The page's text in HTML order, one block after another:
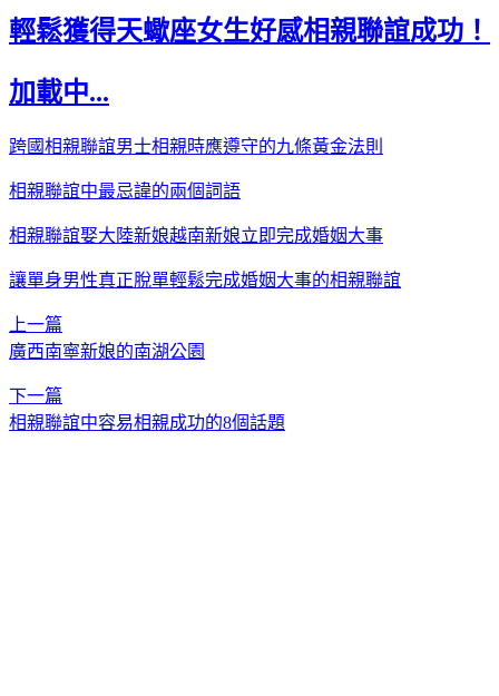
輕鬆獲得天蠍座女生好感相親聯誼成功！
加載中...
跨國相親聯誼男士相親時應遵守的九條黃金法則
相親聯誼中最忌諱的兩個詞語
相親聯誼娶大陸新娘越南新娘立即完成婚姻大事
讓單身男性真正脫單輕鬆完成婚姻大事的相親聯誼
上一篇
廣西南寧新娘的南湖公園
下一篇
相親聯誼中容易相親成功的8個話題